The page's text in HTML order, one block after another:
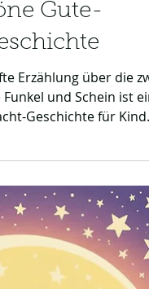
Schein, die
-
Gute-
Erzählung über die
und Schein ist
Geschichte für
die leuchtenden
Abenteuer am
einem kleinen